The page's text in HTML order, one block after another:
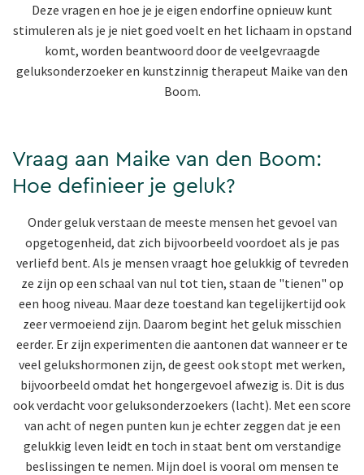
Deze vragen en hoe je je eigen endorfine opnieuw kunt
stimuleren als je je niet goed voelt en het lichaam in opstand
komt, worden beantwoord door de veelgevraagde
geluksonderzoeker en kunstzinnig therapeut Maike van den
Boom.
Vraag aan Maike van den Boom:
Hoe definieer je geluk?
Onder geluk verstaan de meeste mensen het gevoel van
opgetogenheid, dat zich bijvoorbeeld voordoet als je pas
verliefd bent. Als je mensen vraagt hoe gelukkig of tevreden
ze zijn op een schaal van nul tot tien, staan de "tienen" op
een hoog niveau. Maar deze toestand kan tegelijkertijd ook
zeer vermoeiend zijn. Daarom begint het geluk misschien
eerder. Er zijn experimenten die aantonen dat wanneer er te
veel gelukshormonen zijn, de geest ook stopt met werken,
bijvoorbeeld omdat het hongergevoel afwezig is. Dit is dus
ook verdacht voor geluksonderzoekers (lacht). Met een score
van acht of negen punten kun je echter zeggen dat je een
gelukkig leven leidt en toch in staat bent om verstandige
beslissingen te nemen. Mijn doel is vooral om mensen te